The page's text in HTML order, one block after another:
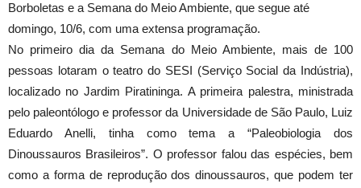
Borboletas e a Semana do Meio Ambiente, que segue até
domingo, 10/6, com uma extensa programação.
No primeiro dia da Semana do Meio Ambiente, mais de 100
pessoas lotaram o teatro do SESI (Serviço Social da Indústria),
localizado no Jardim Piratininga. A primeira palestra, ministrada
pelo paleontólogo e professor da Universidade de São Paulo, Luiz
Eduardo Anelli, tinha como tema a “Paleobiologia dos
Dinoussauros Brasileiros”. O professor falou das espécies, bem
como a forma de reprodução dos dinoussauros, que podem ter